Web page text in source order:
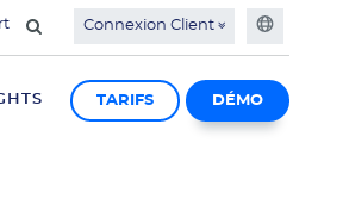
Connexion Client
TARIFS DÉMO